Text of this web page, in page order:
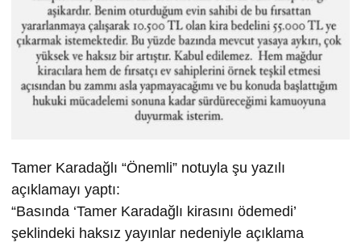
Tamer Karadağlı “Önemli” notuyla şu yazılı
açıklamayı yaptı:
“Basında ‘Tamer Karadağlı kirasını ödemedi’
şeklindeki haksız yayınlar nedeniyle açıklama